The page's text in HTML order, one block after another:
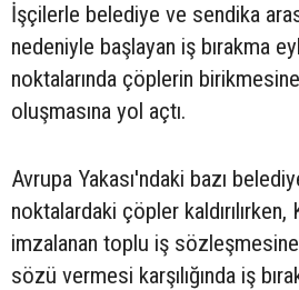
İşçilerle belediye ve sendika
nedeniyle başlayan iş bırakma
noktalarında çöplerin
oluşmasına yol açtı.
Avrupa Yakası'ndaki bazı
noktalardaki çöpler
imzalanan toplu iş
sözü vermesi karşılığında iş